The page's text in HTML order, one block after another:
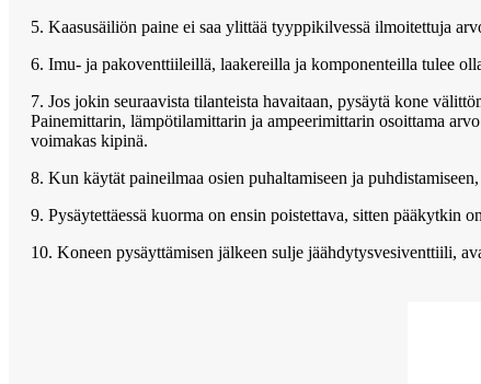
5. Kaasusäiliön paine ei saa ylittää tyyppikilvessä ilmoitettuja
6. Imu- ja pakoventtiileillä, laakereilla ja komponenteilla tulee
7. Jos jokin seuraavista tilanteista havaitaan, pysäytä kone
Painemittarin, lämpötilamittarin ja ampeerimittarin osoittama
voimakas kipinä.
8. Kun käytät paineilmaa osien puhaltamiseen ja
9. Pysäytettäessä kuorma on ensin poistettava, sitten pääkytkin
10. Koneen pysäyttämisen jälkeen sulje jäähdytysvesiventtiili,